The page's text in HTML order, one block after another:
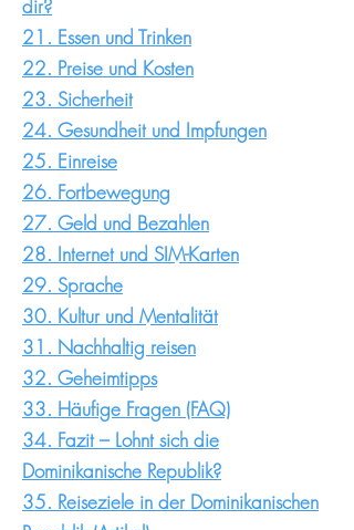
dir?
21. Essen und Trinken​
22. Preise und Kosten​
23. Sicherheit​
24. Gesundheit und Impfungen
25. Einreise​
26. Fortbewegung​
27. Geld und Bezahlen
28. Internet und SIM-Karten
29. Sprache
30. Kultur und Mentalität
31. Nachhaltig reisen
32. Geheimtipps​
33. Häufige Fragen (FAQ)​
34. Fazit – Lohnt sich die
Dominikanische Republik?
35. Reiseziele in der Dominikanischen